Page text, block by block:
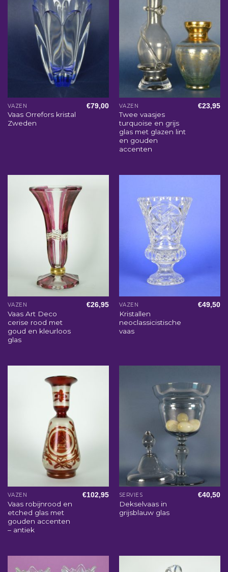
VAZEN
Vaas Orrefors kristal
Zweden
€79,00 VAZEN
Twee vaasjes
turquoise en grijs
glas met glazen lint
en gouden
accenten
€23,95
VAZEN
Vaas Art Deco
cerise rood met
goud en kleurloos
glas
€26,95 VAZEN
Kristallen
neoclassicistische
vaas
€49,50
VAZEN
Vaas robijnrood en
etched glas met
gouden accenten
– antiek
€102,95 SERVIES
Dekselvaas in
grijsblauw glas
€40,50